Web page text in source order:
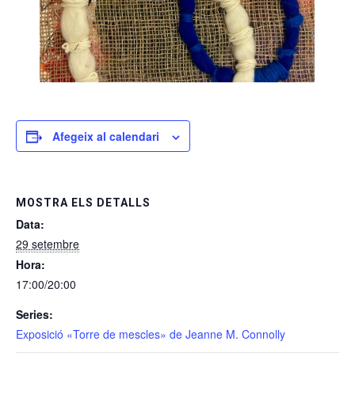
Afegeix al calendari
MOSTRA ELS DETALLS
Data:
29 setembre
Hora:
17:00/20:00
Series:
Exposició «Torre de mescles» de Jeanne M. Connolly